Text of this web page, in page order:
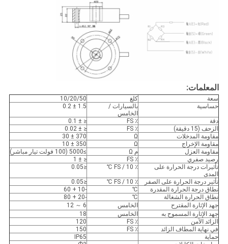
المعلمات:
سعة كلغ
10/20/50
حساسية
بالسيارات /
الخامس
1.5 ± 0.2
دقة ٪ FS
≤ ± 0.1
الزحف (15 دقيقة)
٪ FS
≤ ± 0.02
مقاومة المدخلات
Ω
370 ± 30
مقاومة الإخراج
Ω
350 ± 10
مقاومة العزل
م Ω
≥5000 (100 فولت تيار مباشر)
رصيد صفري
٪ FS
≤ ± 1
تأثيرات درجة الحرارة على
المدى
٪ FS / 10 ℃ ≤0.05
تأثير درجة الحرارة على الصفر ٪ FS / 10 ℃
≤0.05
نطاق درجة الحرارة المقدرة
℃
-10 + 60
نطاق الحرارة الشغالة
℃
-20 + 80
جهد الإثارة المقترح
الخامس
6 ～ 12
جهد الإثارة المسموح به
الخامس
18
الزائد الآمن
٪ FS
120
في نهاية المطاف الزائد
٪ FS
150
حماية
IP65